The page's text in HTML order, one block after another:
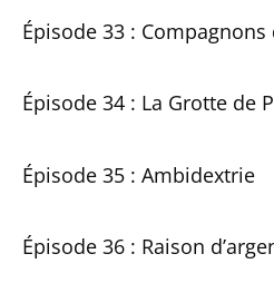
Épisode 33 :
Épisode 34 : La Grotte de
Épisode 35 : Ambidextrie
Épisode 36 : Raison